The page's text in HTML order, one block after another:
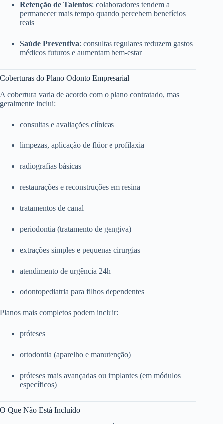
Retenção de Talentos: colaboradores tendem a
permanecer mais tempo quando percebem benefícios
reais
Saúde Preventiva: consultas regulares reduzem gastos
médicos futuros e aumentam bem-estar
Coberturas do Plano Odonto Empresarial
A cobertura varia de acordo com o plano contratado, mas
geralmente inclui:
consultas e avaliações clínicas
limpezas, aplicação de flúor e profilaxia
radiografias básicas
restaurações e reconstruções em resina
tratamentos de canal
periodontia (tratamento de gengiva)
extrações simples e pequenas cirurgias
atendimento de urgência 24h
odontopediatria para filhos dependentes
Planos mais completos podem incluir:
próteses
ortodontia (aparelho e manutenção)
próteses mais avançadas ou implantes (em módulos
específicos)
O Que Não Está Incluído